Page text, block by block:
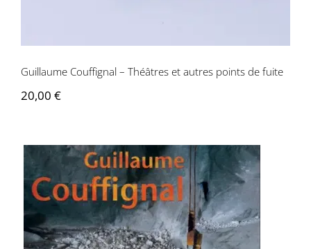
Guillaume Couffignal – Théâtres et autres points de fuite
20,00 €